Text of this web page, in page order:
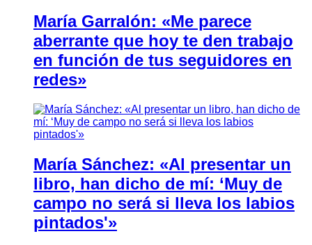
María Garralón: «Me parece
aberrante que hoy te den trabajo
en función de tus seguidores en
redes»
María Sánchez: «Al presentar un
libro, han dicho de mí: ‘Muy de
campo no será si lleva los labios
pintados'»